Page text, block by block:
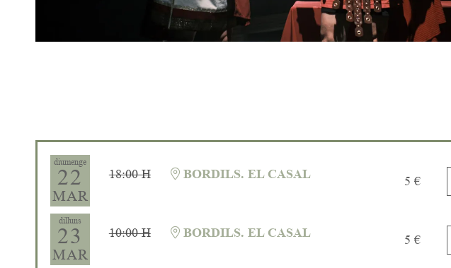
diumenge
22
MAR
18:00 H BORDILS. EL CASAL 5 €
dilluns
23
MAR
10:00 H BORDILS. EL CASAL 5 €